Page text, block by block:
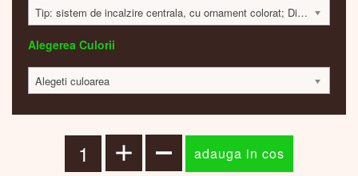
Tip: sistem de incalzire centrala, cu ornament colorat; Dimensiune: 1200x320x40mm; 648 Watt; 15514 lei
Alegerea Culorii
Alegeti culoarea